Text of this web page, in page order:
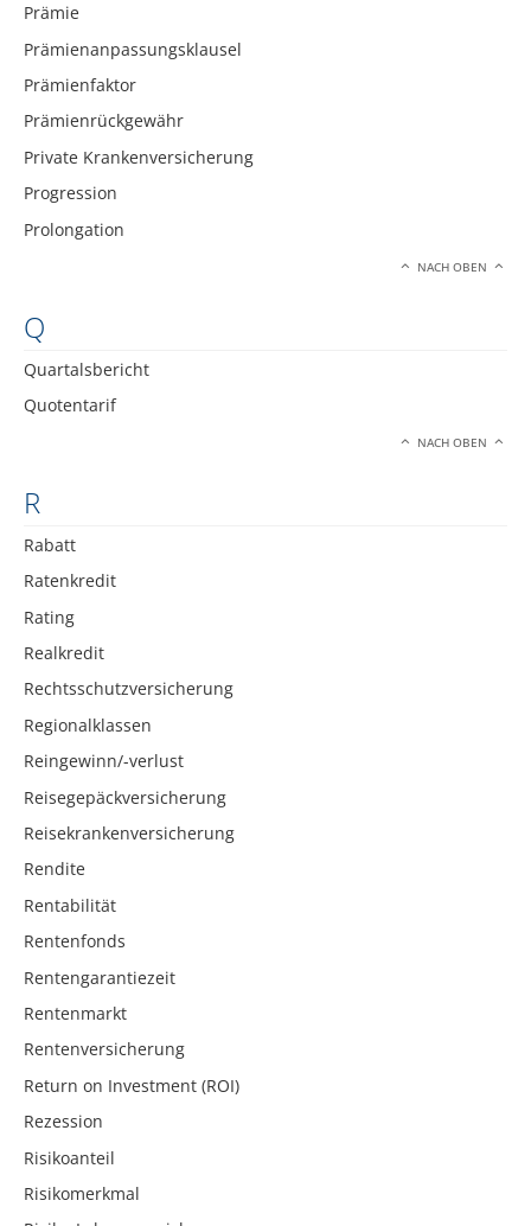
Prämie
Prämienanpassungsklausel
Prämienfaktor
Prämienrückgewähr
Private Krankenversicherung
Progression
Prolongation
NACH OBEN
Q
Quartalsbericht
Quotentarif
NACH OBEN
R
Rabatt
Ratenkredit
Rating
Realkredit
Rechtsschutzversicherung
Regionalklassen
Reingewinn/-verlust
Reisegepäckversicherung
Reisekrankenversicherung
Rendite
Rentabilität
Rentenfonds
Rentengarantiezeit
Rentenmarkt
Rentenversicherung
Return on Investment (ROI)
Rezession
Risikoanteil
Risikomerkmal